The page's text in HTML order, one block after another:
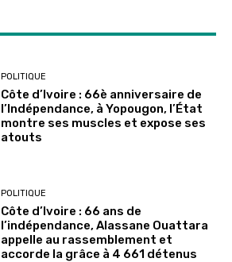
POLITIQUE
Côte d’Ivoire : 66è anniversaire de
l’Indépendance, à Yopougon, l’État
montre ses muscles et expose ses
atouts
POLITIQUE
Côte d’Ivoire : 66 ans de
l’indépendance, Alassane Ouattara
appelle au rassemblement et
accorde la grâce à 4 661 détenus